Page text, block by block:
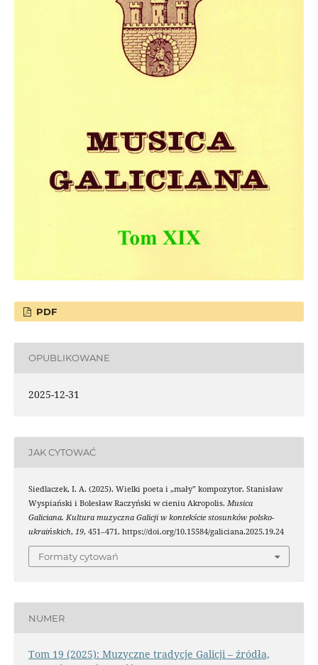
PDF
OPUBLIKOWANE
2025-12-31
JAK CYTOWAĆ
Siedlaczek, I. A. (2025). Wielki poeta i „mały” kompozytor. Stanisław
Wyspiański i Bolesław Raczyński w cieniu Akropolis. Musica
Galiciana. Kultura muzyczna Galicji w kontekście stosunków polsko-
ukraińskich, 19, 451–471. https://doi.org/10.15584/galiciana.2025.19.24
Formaty cytowań
NUMER
Tom 19 (2025): Muzyczne tradycje Galicji – źródła,